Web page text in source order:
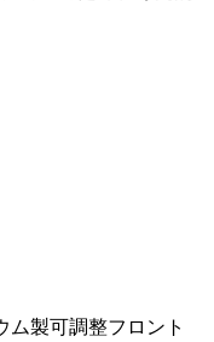
製可調整フロント